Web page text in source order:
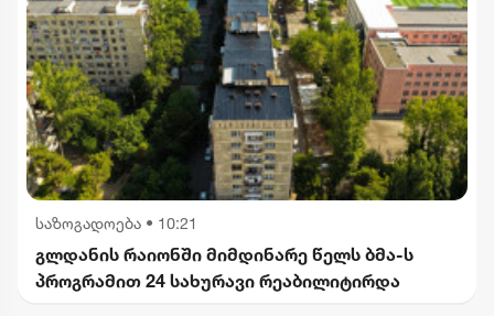
საზოგადოება • 10:21
გლდანის რაიონში მიმდინარე წელს ბმა-ს
პროგრამით 24 სახურავი რეაბილიტირდა